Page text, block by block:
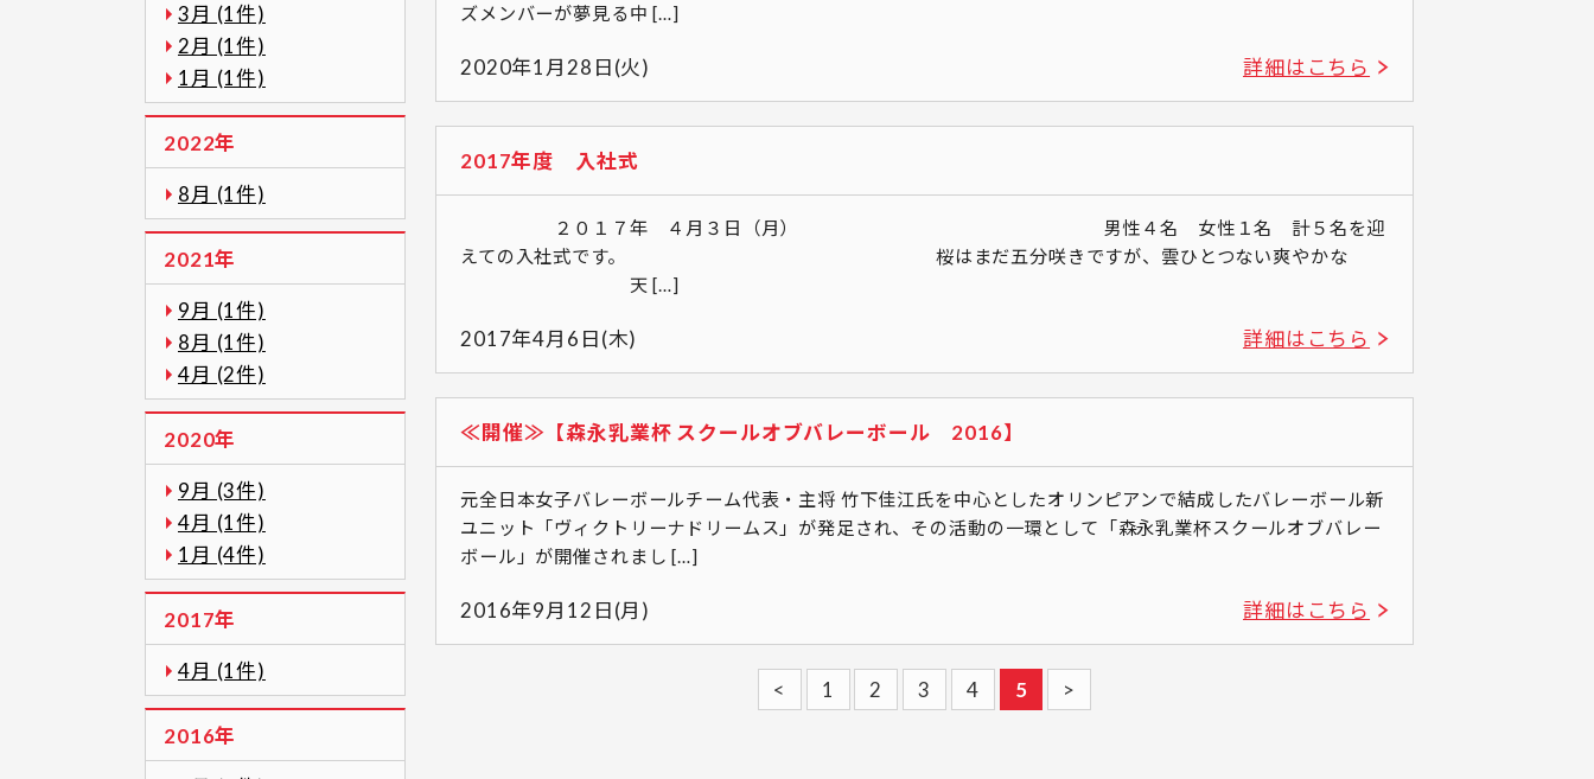
3月 (1件)
2月 (1件)
1月 (1件)
2022年
8月 (1件)
2021年
9月 (1件)
8月 (1件)
4月 (2件)
2020年
9月 (3件)
4月 (1件)
1月 (4件)
2017年
4月 (1件)
2016年
ズメンバーが夢見る中 […]
2020年1月28日(火) 詳細はこちら
2017年度 入社式
２０１７年 ４月３日（月） 男性４名 女性１名 計５名を迎
えての入社式です。 桜はまだ五分咲きですが、雲ひとつない爽やかな
天 […]
2017年4月6日(木) 詳細はこちら
≪開催≫【森永乳業杯 スクールオブバレーボール 2016】
元全日本女子バレーボールチーム代表・主将 竹下佳江氏を中心としたオリンピアンで結成したバレーボール新
ユニット「ヴィクトリーナドリームス」が発足され、その活動の一環として「森永乳業杯スクールオブバレー
ボール」が開催されまし […]
2016年9月12日(月) 詳細はこちら
< 1 2 3 4 5 >